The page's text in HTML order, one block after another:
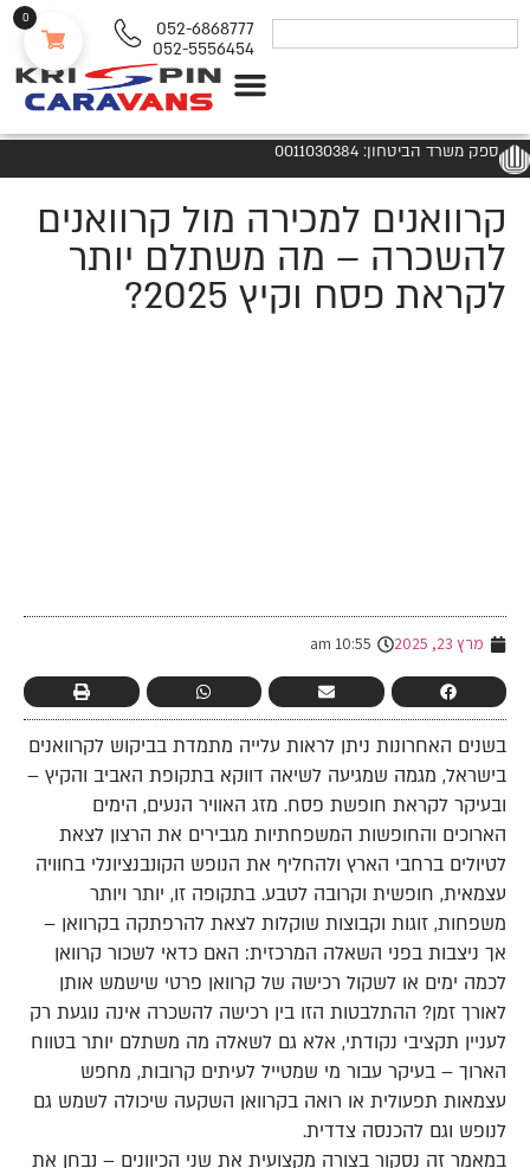
052-6868777
052-5556454
ספק משרד הביטחון: 0011030384
קרוואנים למכירה מול קרוואנים
להשכרה – מה משתלם יותר
לקראת פסח וקיץ 2025?
מרץ 23, 2025 10:55 am
בשנים האחרונות ניתן לראות עלייה מתמדת בביקוש לקרוואנים
בישראל, מגמה שמגיעה לשיאה דווקא בתקופת האביב והקיץ –
ובעיקר לקראת חופשת פסח. מזג האוויר הנעים, הימים
הארוכים והחופשות המשפחתיות מגבירים את הרצון לצאת
לטיולים ברחבי הארץ ולהחליף את הנופש הקונבנציונלי בחוויה
עצמאית, חופשית וקרובה לטבע. בתקופה זו, יותר ויותר
משפחות, זוגות וקבוצות שוקלות לצאת להרפתקה בקרוואן –
אך ניצבות בפני השאלה המרכזית: האם כדאי לשכור קרוואן
לכמה ימים או לשקול רכישה של קרוואן פרטי שישמש אותן
לאורך זמן? ההתלבטות הזו בין רכישה להשכרה אינה נוגעת רק
לעניין תקציבי נקודתי, אלא גם לשאלה מה משתלם יותר בטווח
הארוך – בעיקר עבור מי שמטייל לעיתים קרובות, מחפש
עצמאות תפעולית או רואה בקרוואן השקעה שיכולה לשמש גם
לנופש וגם להכנסה צדדית.
במאמר זה נסקור בצורה מקצועית את שני הכיוונים – נבחן את
0